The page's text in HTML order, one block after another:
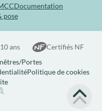
Documentation
pose
ans
Certifiés NF
Portes
Politique de cookies
réalisé par Data Projekt